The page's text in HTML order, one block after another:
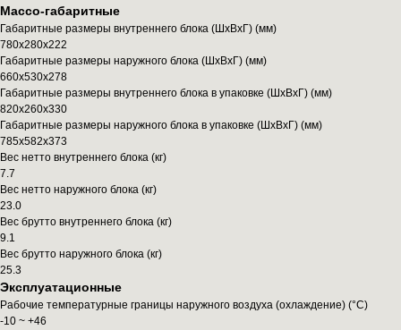
Массо-габаритные
Габаритные размеры внутреннего блока (ШxВxГ) (мм)
780x280x222
Габаритные размеры наружного блока (ШxВxГ) (мм)
660x530x278
Габаритные размеры внутреннего блока в упаковке (ШxВxГ) (мм)
820x260x330
Габаритные размеры наружного блока в упаковке (ШxВxГ) (мм)
785x582x373
Вес нетто внутреннего блока (кг)
7.7
Вес нетто наружного блока (кг)
23.0
Вес брутто внутреннего блока (кг)
9.1
Вес брутто наружного блока (кг)
25.3
Эксплуатационные
Рабочие температурные границы наружного воздуха (охлаждение) (°C)
-10 ~ +46